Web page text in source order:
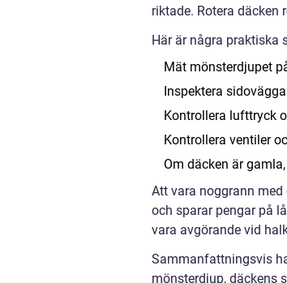
riktade. Rotera
Här är några praktiska
Mät mönsterdjupet
Inspektera
Kontrollera lufttryck
Kontrollera ventiler
Om däcken är
Att vara noggrann
och sparar pengar på
vara avgörande vid
Sammanfattningsvis
mönsterdjup, däckens